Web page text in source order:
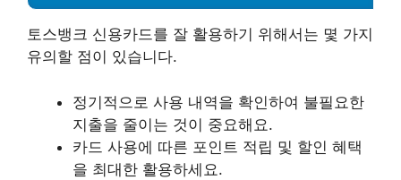
토스뱅크 신용카드를 잘 활용하기 위해서는 몇 가지
유의할 점이 있습니다.
정기적으로 사용 내역을 확인하여 불필요한
지출을 줄이는 것이 중요해요.
카드 사용에 따른 포인트 적립 및 할인 혜택
을 최대한 활용하세요.